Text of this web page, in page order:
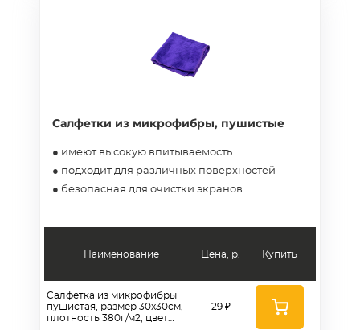
Салфетки из микрофибры, пушистые
● имеют высокую впитываемость
● подходит для различных поверхностей
● безопасная для очистки экранов
Наименование
Салфетка из микрофибры
пушистая, размер 30x30см,
плотность 380г/м2, цвет
Цена, р.
29 ₽
Купить